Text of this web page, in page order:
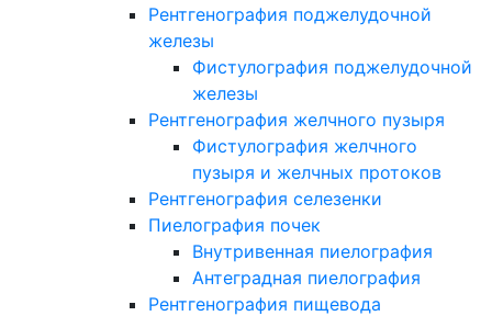
Рентгенография поджелудочной
железы
Фистулография поджелудочной
железы
Рентгенография желчного пузыря
Фистулография желчного
пузыря и желчных протоков
Рентгенография селезенки
Пиелография почек
Внутривенная пиелография
Антеградная пиелография
Рентгенография пищевода